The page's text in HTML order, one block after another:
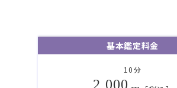
基本鑑定料金
10分
2,000